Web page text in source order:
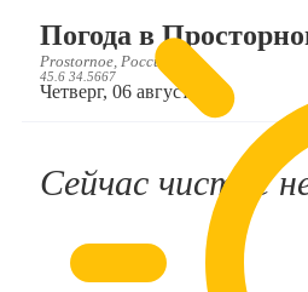
Погода в
Prostornoe, Россия, RU
45.6 34.5667
Четверг, 06 августа
Сейчас чистое